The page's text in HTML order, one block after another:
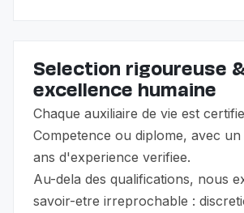
Selection rigoureuse
excellence humaine
Chaque auxiliaire de vie est
Competence ou diplome, avec un
ans d'experience verifiee.
Au-dela des qualifications, nous
savoir-etre irreprochable :